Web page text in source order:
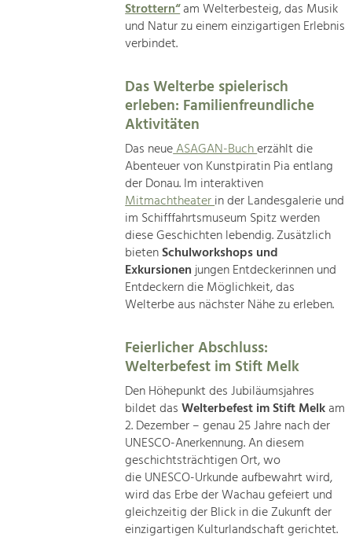
Strottern“am Welterbesteig, das Musik
und Natur zu einem einzigartigen Erlebnis
verbindet.
Das Welterbe spielerisch
erleben: Familienfreundliche
Aktivitäten
Das neueASAGAN-Bucherzählt die
Abenteuer von Kunstpiratin Pia entlang
der Donau. Im interaktiven
Mitmachtheaterin der Landesgalerie und
im Schifffahrtsmuseum Spitz werden
diese Geschichten lebendig. Zusätzlich
bietenSchulworkshops und
Exkursionenjungen Entdeckerinnen und
Entdeckern die Möglichkeit, das
Welterbe aus nächster Nähe zu erleben.
Feierlicher Abschluss:
Welterbefest im Stift Melk
Den Höhepunkt des Jubiläumsjahres
bildet dasWelterbefest im Stift Melkam
2. Dezember – genau 25 Jahre nach der
UNESCO-Anerkennung. An diesem
geschichtsträchtigen Ort, wo
die UNESCO-Urkunde aufbewahrt wird,
wird das Erbe der Wachau gefeiert und
gleichzeitig der Blick in die Zukunft der
einzigartigen Kulturlandschaft gerichtet.